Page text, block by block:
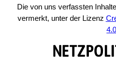
Die von uns verfassten
vermerkt, unter der Lizenz
4.0